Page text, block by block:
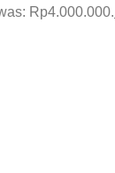
Rp4.000.000.